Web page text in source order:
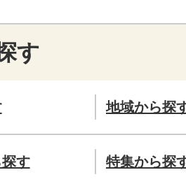
す
地域から探
す 特集から探